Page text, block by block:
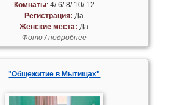
Комнаты: 4/ 6/ 8/ 10/ 12
Регистрация: Да
Женские места: Да
Фото/подробнее
"Общежитие в Мытищах"